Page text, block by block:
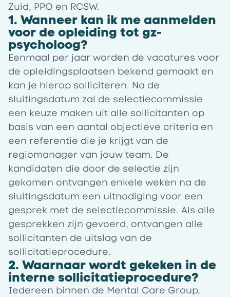
Zuid, PPO en RCSW.
1. Wanneer kan ik me aanmelden
voor de opleiding tot gz-
psycholoog?
Eenmaal per jaar worden de vacatures voor
de opleidingsplaatsen bekend gemaakt en
kan je hierop solliciteren. Na de
sluitingsdatum zal de selectiecommissie
een keuze maken uit alle sollicitanten op
basis van een aantal objectieve criteria en
een referentie die je krijgt van de
regiomanager van jouw team. De
kandidaten die door de selectie zijn
gekomen ontvangen enkele weken na de
sluitingsdatum een uitnodiging voor een
gesprek met de selectiecommissie. Als alle
gesprekken zijn gevoerd, ontvangen alle
sollicitanten de uitslag van de
sollicitatieprocedure.
2. Waarnaar wordt gekeken in de
interne sollicitatieprocedure?
Iedereen binnen de Mental Care Group,